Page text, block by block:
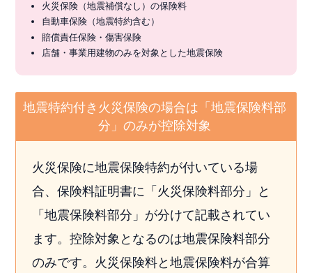
火災保険（地震補償なし）の保険料
自動車保険（地震特約含む）
賠償責任保険・傷害保険
店舗・事業用建物のみを対象とした地震保険
地震特約付き火災保険の場合は「地震保険料部
分」のみが控除対象
火災保険に地震保険特約が付いている場
合、保険料証明書に「火災保険料部分」と
「地震保険料部分」が分けて記載されてい
ます。控除対象となるのは地震保険料部分
のみです。火災保険料と地震保険料が合算